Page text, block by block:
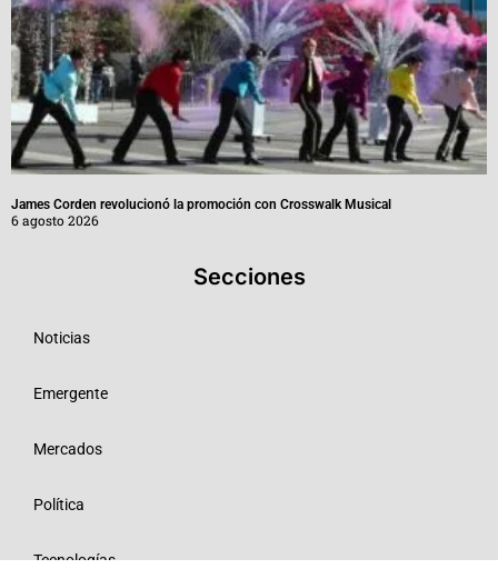
James Corden revolucionó la promoción con Crosswalk Musical
6 agosto 2026
Secciones
Noticias
Emergente
Mercados
Política
Tecnologías